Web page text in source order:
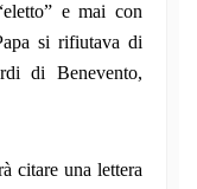
e mai con
si rifiutava di
di Benevento,
citare una lettera